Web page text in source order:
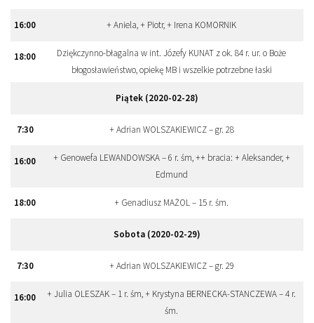
16:00 + Aniela, + Piotr, + Irena KOMORNIK
18:00
Dziękczynno-błagalna w int. Józefy KUNAT z ok. 84 r. ur. o Boże
błogosławieństwo, opiekę MB i wszelkie potrzebne łaski
Piątek (2020-02-28)
7:30 + Adrian WOLSZAKIEWICZ – gr. 28
16:00
+ Genowefa LEWANDOWSKA – 6 r. śm, ++ bracia: + Aleksander, +
Edmund
18:00 + Genadiusz MAŻOL – 15 r. śm.
Sobota (2020-02-29)
7:30 + Adrian WOLSZAKIEWICZ – gr. 29
16:00
+ Julia OLESZAK – 1 r. śm, + Krystyna BERNECKA-STANCZEWA – 4 r.
śm.